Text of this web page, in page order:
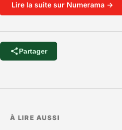
Lire la suite sur Numerama →
Partager
À LIRE AUSSI